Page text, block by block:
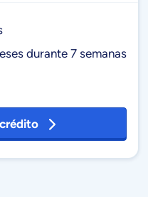
durante 7 semanas